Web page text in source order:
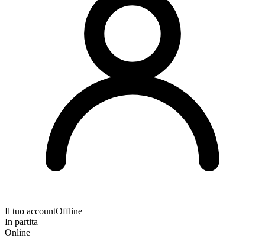
Il tuo accountOffline
In partita
Online